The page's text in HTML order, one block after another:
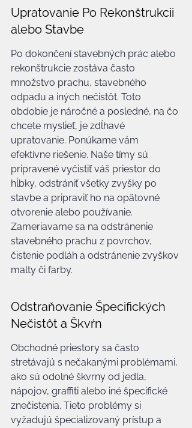
Upratovanie Po Rekonštrukcii
alebo Stavbe
Po dokončení stavebných prác alebo
rekonštrukcie zostáva často
množstvo prachu, stavebného
odpadu a iných nečistôt. Toto
obdobie je náročné a posledné, na čo
chcete myslieť, je zdĺhavé
upratovanie. Ponúkame vám
efektívne riešenie. Naše tímy sú
pripravené vyčistiť váš priestor do
hĺbky, odstrániť všetky zvyšky po
stavbe a pripraviť ho na opätovné
otvorenie alebo používanie.
Zameriavame sa na odstránenie
stavebného prachu z povrchov,
čistenie podláh a odstránenie zvyškov
malty či farby.
Odstraňovanie Špecifických
Nečistôt a Škvŕn
Obchodné priestory sa často
stretávajú s nečakanými problémami,
ako sú odolné škvrny od jedla,
nápojov, graffiti alebo iné špecifické
znečistenia. Tieto problémy si
vyžadujú špecializovaný prístup a